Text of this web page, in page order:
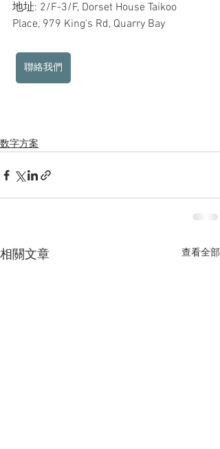
地址: 2/F-3/F, Dorset House Taikoo
Place, 979 King's Rd, Quarry Bay
聯絡我們
数字方案
相關文章 查看全部